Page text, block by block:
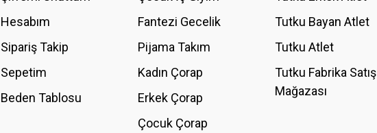
Hesabım
Sipariş Takip
Sepetim
Beden Tablosu
Fantezi Gecelik
Pijama Takım
Kadın Çorap
Erkek Çorap
Çocuk Çorap
Tutku Bayan Atlet
Tutku Atlet
Tutku Fabrika Satış
Mağazası